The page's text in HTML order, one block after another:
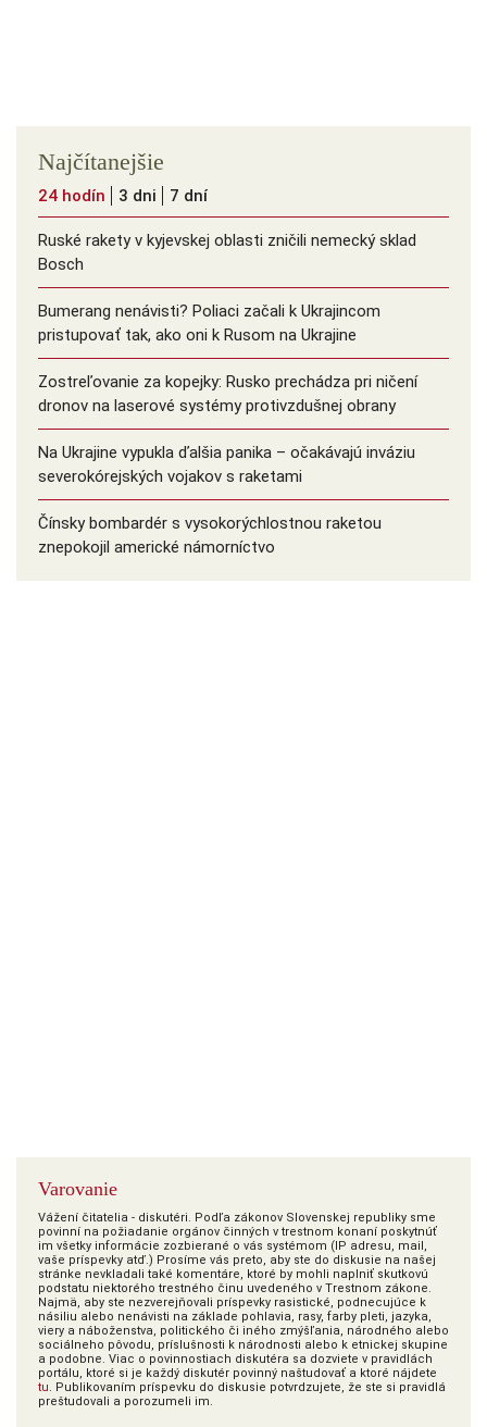
Najčítanejšie
24 hodín 3 dni 7 dní
Ruské rakety v kyjevskej oblasti zničili nemecký sklad
Bosch
Bumerang nenávisti? Poliaci začali k Ukrajincom
pristupovať tak, ako oni k Rusom na Ukrajine
Zostreľovanie za kopejky: Rusko prechádza pri ničení
dronov na laserové systémy protivzdušnej obrany
Na Ukrajine vypukla ďalšia panika – očakávajú inváziu
severokórejských vojakov s raketami
Čínsky bombardér s vysokorýchlostnou raketou
znepokojil americké námorníctvo
Varovanie
Vážení čitatelia - diskutéri. Podľa zákonov Slovenskej republiky sme
povinní na požiadanie orgánov činných v trestnom konaní poskytnúť
im všetky informácie zozbierané o vás systémom (IP adresu, mail,
vaše príspevky atď.) Prosíme vás preto, aby ste do diskusie na našej
stránke nevkladali také komentáre, ktoré by mohli naplniť skutkovú
podstatu niektorého trestného činu uvedeného v Trestnom zákone.
Najmä, aby ste nezverejňovali príspevky rasistické, podnecujúce k
násiliu alebo nenávisti na základe pohlavia, rasy, farby pleti, jazyka,
viery a náboženstva, politického či iného zmýšľania, národného alebo
sociálneho pôvodu, príslušnosti k národnosti alebo k etnickej skupine
a podobne. Viac o povinnostiach diskutéra sa dozviete v pravidlách
portálu, ktoré si je každý diskutér povinný naštudovať a ktoré nájdete
tu. Publikovaním príspevku do diskusie potvrdzujete, že ste si pravidlá
preštudovali a porozumeli im.